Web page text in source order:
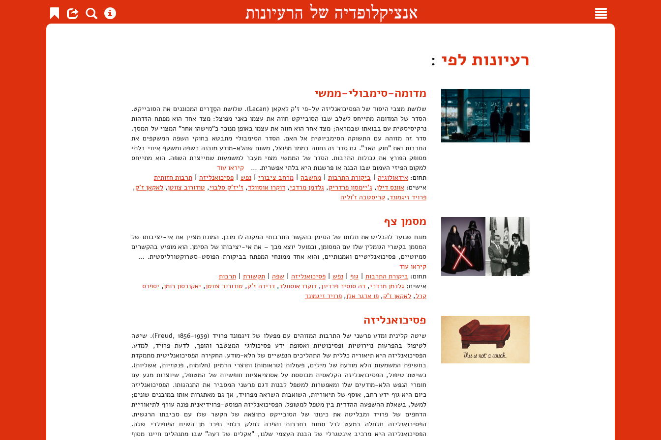
Toggle
רעיונות לפי :
מדומה-סימבולי-ממשי
שלושת מצבי היסוד של הפסיכואנליזה על-פי ז'ק לאקאן (Lacan). שלושת הסְדָרים המכוננים את הסובייקט.
הסדר של המדומה מתייחס לשלב שבו הסובייקט חווה את עצמו כאני מפוצל: מצד אחד הוא מפתח הזדהות
נרקיסיסטית עם בבואתו שבמראה; מצד אחר הוא חווה את עצמו באופן מנוכר כ"מישהו אחר" המצוי על המסך.
סדר זה מזוהה עם התשוקה הסימביוטית אל האם. הסדר הסימבולי מתבטא בחוקי השפה המשקפים את
התרבות ואת "חוק האב". גם סדר זה נחווה בממד מפוצל, משום שהלא-מודע מובנה כשפה ומשקף איווי בלתי
מסופק הפורץ את גבולות התרבות. הסדר של הממשי מצוי מעבר למשמעות שמייצרת השפה. הוא מתייחס
למקום הפיזי העמום שבו הבנה או פרשנות היא בלתי אפשרית. …קיראו עוד
תחום: אידאולוגיה | ביקורת התרבות | מחשבה | מרחב ציבורי | נפש | פסיכואנליזה | תרבות חזותית
אישים: אוונס דילן, ג'יימסון פרדריק, גלדמן מרדכי,דוקרו אוסוולד,ז'יז'ק סלבוי, טודורוב צווטן,לאקאן ז'ק,
פרויד זיגמונד,קריסטבה ז'וליה
מסמן צף
מונח שנועד להבליט את תלותו של הסימן בהקשר התרבותי המקנה לו מובן. המונח מציין את אי-יציבותו של
המסמן בקשרי הגומלין שלו עם המסומן, וכפועל יוצא מכך – את אי-יציבותו של הסימן. הוא מופיע בהקשרים
סמיוטיים, פסיכואנליטיים ואמנותיים, והוא אחד ממונחי המפתח בביקורת הפוסט-סטרוקטורליסטית. …
קיראו עוד
תחום:ביקורת התרבות | גוף | נפש | פסיכואנליזה | שפה | תקשורת | תרבות
אישים: גלדמן מרדכי,דה סוסיר פרדינן,דוקרו אוסוולד,דרידה ז'ק, טודורוב צווטן, יאקובסון רומן, יספרס
קרל,לאקאן ז'ק,פו אדגר אלן,פרויד זיגמונד
פסיכואנליזה
שיטה קלינית ומדע פרשני של התרבות המזוהים עם מפעלו של זיגמונד פרויד (Freud, 1856-1939). שיטה
לטיפול בהפרעות נוירוטיות ופסיכוטיות ואסופת ידע פסיכולוגי המצטבר והופך, לדעת פרויד, למדע.
הפסיכואנליזה היא תיאוריה כללית של התהליכים הנפשיים של הלא-מודע. החקירה הפסיכואנליטית מתמקדת
בחשיפת המשמעות הלא מודעת של מילים, פעולות (טראומות) ותוצרי הדמיון (חלומות, פנטזיות, אשליות).
כשיטת טיפול, הפסיכואנליזה הקלאסית מבוססת על אסוציאציות חופשיות של המטופל, שיוצרות מגע עם
חומרי הנפש הלא-מודעים שלו ומאפשרות למטפל לבנות דגם פרשני המסביר את התנהגותו. הפסיכואנליזה
כיום היא גוף ידע רחב, אוסף של תיאוריות, השואבות השראה מפרויד, אך גם מאתגרות אותו במובנים שונים;
למשל, בשאלת ההשפעה ההדדית בין מטפל למטופל. הפסיכואנליזה הפוסט-פרוידיאנית פונה עורף לתיאוריית
הדחפים של פרויד ומבליטה את כינונו של הסובייקט כתוצאה של הקשר שלו עם סביבתו הרגשית.
הפסיכואנליזה חלחלה כמעט לכל תחום בתרבות והפכה לחלק בלתי נפרד מן השיח הפופולרי שלה.
הפסיכואנליזה היא מרכיב אינטגרלי של הבנת העצמי שלנו, "אקלים של דעה" שבו מתנהלים חיינו מסוף